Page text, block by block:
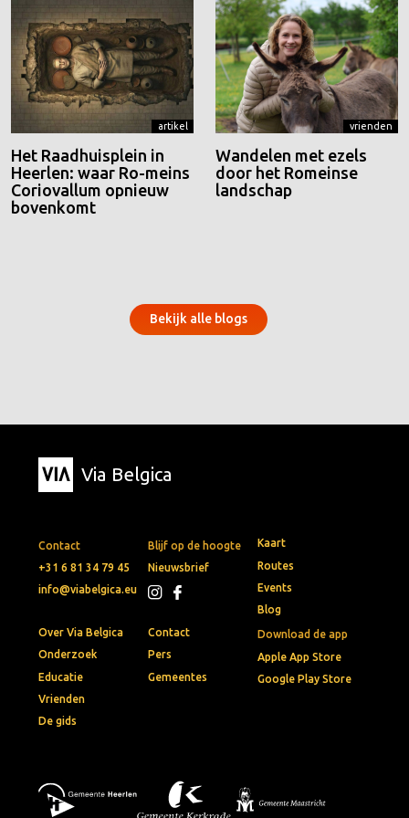
artikel
Het Raadhuisplein in
Heerlen: waar Ro-meins
Coriovallum opnieuw
bovenkomt
vrienden
Wandelen met ezels
door het Romeinse
landschap
Bekijk alle blogs
Via Belgica
Contact
+31 6 81 34 79 45
info@viabelgica.eu
Blijf op de hoogte
Nieuwsbrief
Download de app
Apple App Store
Google Play Store
Kaart
Routes
Events
Blog
Over Via Belgica
Onderzoek
Educatie
Vrienden
De gids
Contact
Pers
Gemeentes